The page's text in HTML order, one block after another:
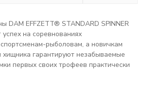
DAM EFFZETT® STANDARD SPINNER
на соревнованиях
рыболовам, а новичкам
хищника гарантируют незабываемые
первых своих трофеев практически